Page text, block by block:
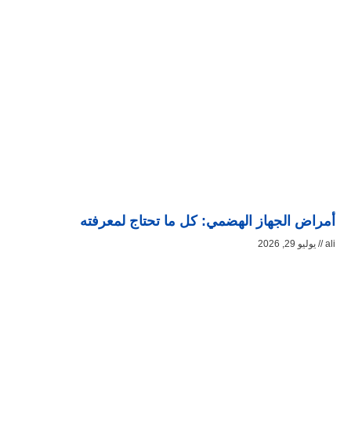
أمراض الجهاز الهضمي: كل ما تحتاج لمعرفته
ali يوليو 29, 2026